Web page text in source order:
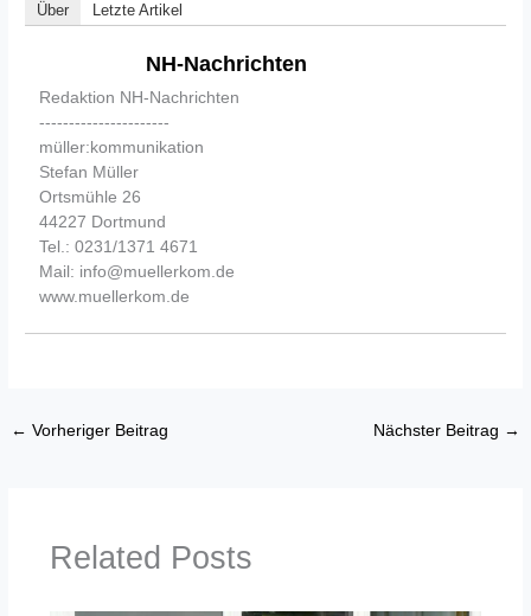
Über Letzte Artikel
NH-Nachrichten
Redaktion NH-Nachrichten
----------------------
müller:kommunikation
Stefan Müller
Ortsmühle 26
44227 Dortmund
Tel.: 0231/1371 4671
Mail: info@muellerkom.de
www.muellerkom.de
← Vorheriger Beitrag Nächster Beitrag →
Related Posts